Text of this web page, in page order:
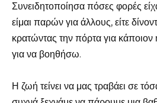
Συνειδητοποίησα πόσες φορές
είμαι παρών για άλλους, είτε
κρατώντας την πόρτα για
για να βοηθήσω.
Η ζωή τείνει να μας τραβάει σε